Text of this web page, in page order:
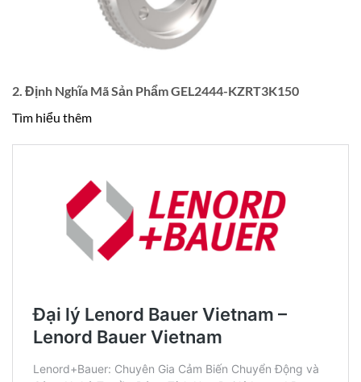
2. Định Nghĩa Mã Sản PhẩmGEL2444-KZRT3K150
Tìm hiểu thêm